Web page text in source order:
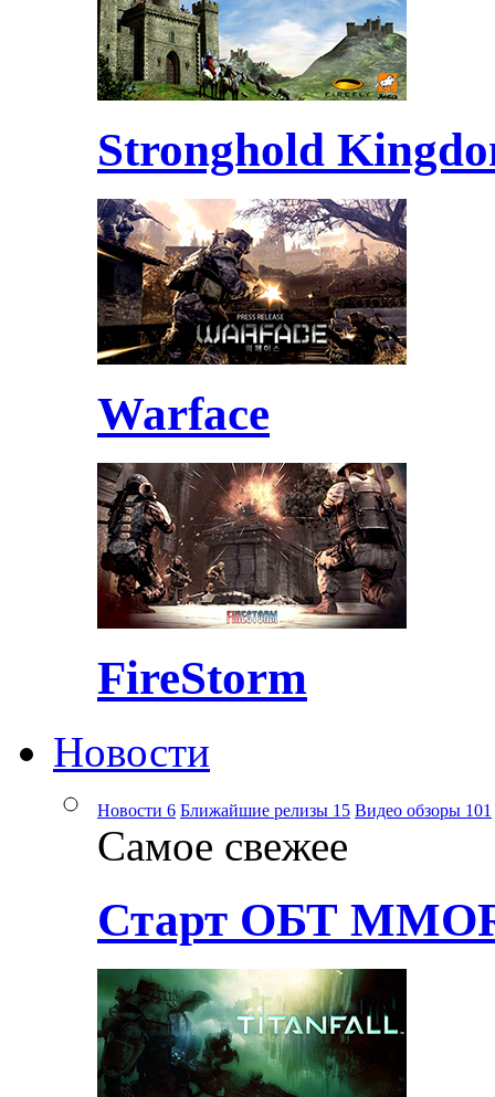
Stronghold
Warface
FireStorm
Новости
Новости 6 Ближайшие релизы 15 Видео обзоры 101
Самое свежее
Старт ОБТ